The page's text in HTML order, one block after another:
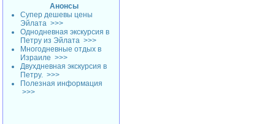
Анонсы
Супер дешевы цены
Эйлата >>>
Однодневная экскурсия в
Петру из Эйлата >>>
Многодневные отдых в
Израиле >>>
Двухдневная экскурсия в
Петру. >>>
Полезная информация
>>>